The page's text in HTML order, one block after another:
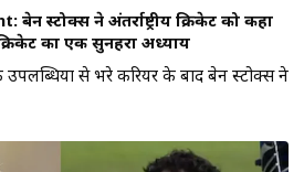
स्टोक्स ने अंतर्राष्ट्रीय क्रिकेट को कहा
का एक सुनहरा अध्याय
उपलब्धियों से भरे करियर के बाद बेन स्टोक्स ने